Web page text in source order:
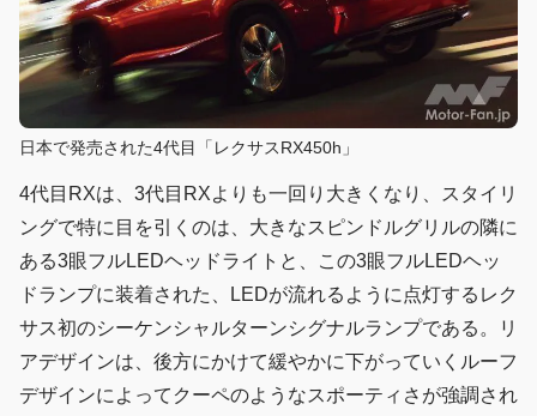
日本で発売された4代目「レクサスRX450h」
4代目RXは、3代目RXよりも一回り大きくなり、スタイリ
ングで特に目を引くのは、大きなスピンドルグリルの隣に
ある3眼フルLEDヘッドライトと、この3眼フルLEDヘッ
ドランプに装着された、LEDが流れるように点灯するレク
サス初のシーケンシャルターンシグナルランプである。リ
アデザインは、後方にかけて緩やかに下がっていくルーフ
デザインによってクーペのようなスポーティさが強調され